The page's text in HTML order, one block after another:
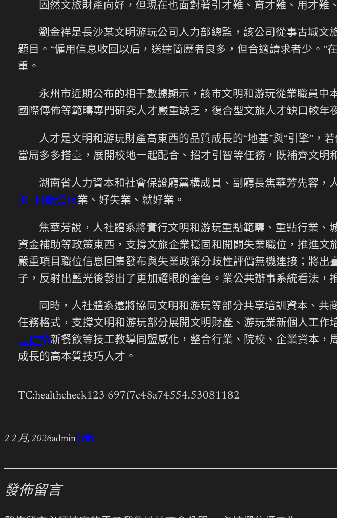
固然文旅財產向好，但現在也面對著引才難、育才難、用才難
劉金祥是長沙某文明游玩公司人力部總監，該公司從事古城文
題目。“僱用信息收回以后，送達簡歷者良多，但合適請求者少。
重。
永州市近期公布的相干數據顯示，該市文明和游玩從業職員中
國際傳佈等範疇專門研究人才嚴重缺乏，復合型文旅人才缺口較年
人才是文明和游玩財產高東西的品質成長的“地基”與“引擎”，
當局多多搭臺，展開校地一起配合、招才引智等任務，既補齊文
湖南省人力資本和社會保證廳黨構成員、副廳長焦華芳先容
般+供膳體檢業、好失業、就好業。
焦華芳說，人社體系將實行文明和游玩重點範疇、重點行業、
資金補助等政策東西，支撐文旅企業穩固和開闢失業職位，推進文
嚴重項目職位信息回集發布與失業政策分歧性評價無機連接；將
子，反射出藍光後發出了更加耀眼的金色。業公共辦事系統看法，
同時，人社體系還將協同文明和游玩等部分共享培訓資本、共
任務格式，支撐文明和游玩部分展開文明財產、游玩業新個人工
工健檢新餐飲等技工教導同盟感化，整合行業、院校、企業資本
成長的高本質技巧人才。
TC:healthcheck123 697f7c48a74554.53081182
2 2 月, 2026admin分數
發佈留言